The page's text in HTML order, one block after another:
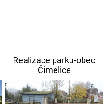
Realizace parku-obec
Čimelice